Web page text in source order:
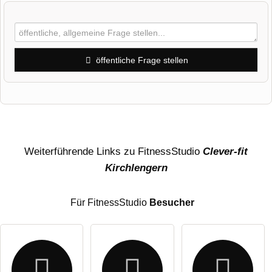
öffentliche Frage stellen
Weiterführende Links zu FitnessStudio Clever-fit
Kirchlengern
Für FitnessStudio Besucher